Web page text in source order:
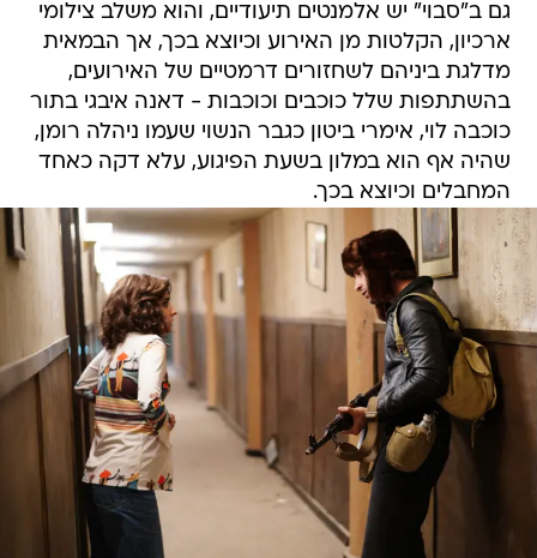
גם ב"סבוי" יש אלמנטים תיעודיים, והוא משלב צילומי
ארכיון, הקלטות מן האירוע וכיוצא בכך, אך הבמאית
מדלגת ביניהם לשחזורים דרמטיים של האירועים,
בהשתתפות שלל כוכבים וכוכבות - דאנה איבגי בתור
כוכבה לוי, אימרי ביטון כגבר הנשוי שעמו ניהלה רומן,
שהיה אף הוא במלון בשעת הפיגוע, עלא דקה כאחד
המחבלים וכיוצא בכך.